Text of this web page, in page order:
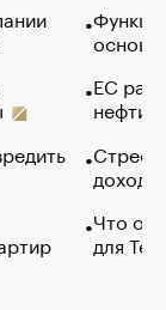
основ
ЕС
нефти
Что
для